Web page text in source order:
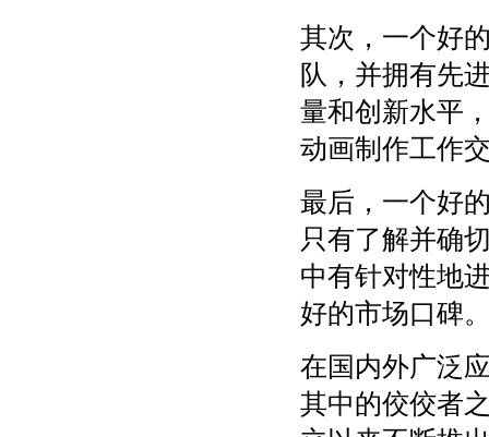
其次，一个好
队，并拥有先
量和创新水平
动画制作工作
最后，一个好
只有了解并确
中有针对性地
好的市场口碑
在国内外广泛
其中的佼佼者